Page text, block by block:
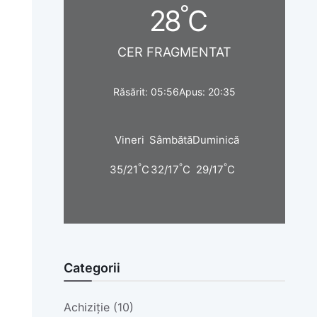
28°C
CER FRAGMENTAT
Răsărit: 05:56Apus: 20:35
Vineri
35/21°C
Sâmbătă
32/17°C
Duminică
29/17°C
Categorii
Achiziție (10)